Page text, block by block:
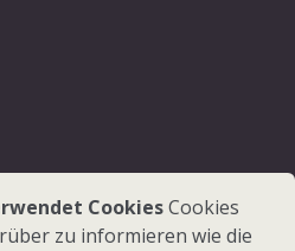
CookiesCookies
zu informieren wie die